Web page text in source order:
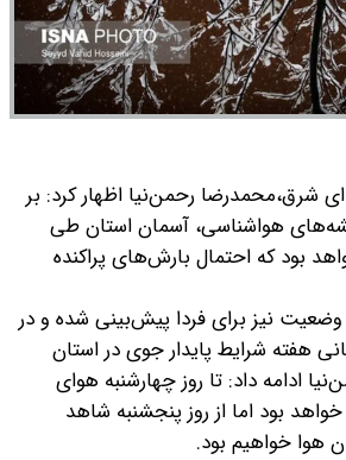
شرق،محمدرضا رحمن‌نیا اظهار کرد: بر
هواشناسی، آسمان استان طی
بود که احتمال بارش‌های پراکنده
نیز برای فردا پیش‌بینی شده و در
هفته شرایط پایدار جوی در استان
ادامه داد: تا روز چهارشنبه هوای
بود اما از روز پنجشنبه شاهد
هوا خواهیم بود.